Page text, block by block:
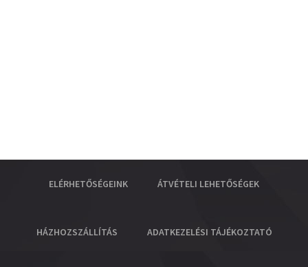
ELÉRHETŐSÉGEINK ÁTVÉTELI LEHETŐSÉGEK
HÁZHOZSZÁLLÍTÁS ADATKEZELÉSI TÁJÉKOZTATÓ